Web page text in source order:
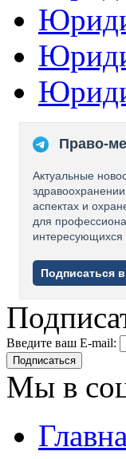
Право-
Актуальные
аспектах и
для
интересующихся
Подписаться
Введите ваш E-mail:
Подписаться
Мы в